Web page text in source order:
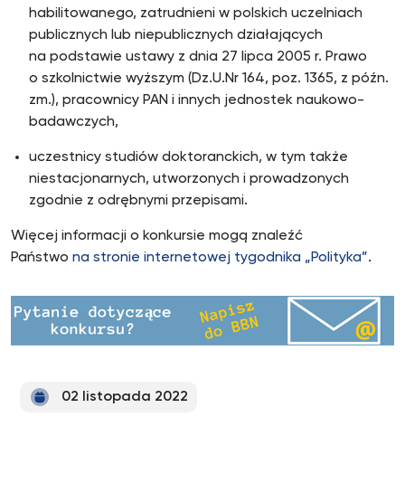
habilitowanego, zatrudnieni w polskich uczelniach
publicznych lub niepublicznych działających
na podstawie ustawy z dnia 27 lipca 2005 r. Prawo
o szkolnictwie wyższym (Dz.U.Nr 164, poz. 1365, z późn.
zm.), pracownicy PAN i innych jednostek naukowo-
badawczych,
uczestnicy studiów doktoranckich, w tym także
niestacjonarnych, utworzonych i prowadzonych
zgodnie z odrębnymi przepisami.
Więcej informacji o konkursie mogą znaleźć
Państwo na stronie internetowej tygodnika „Polityka”.
02 listopada 2022